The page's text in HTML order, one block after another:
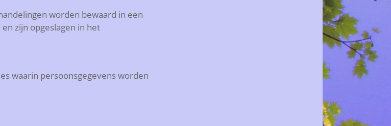
worden bewaard in een
zijn opgeslagen in het
waarin persoonsgegevens worden